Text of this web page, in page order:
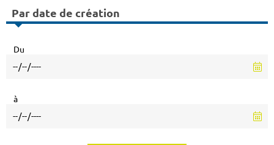
Par date de création
Du
à